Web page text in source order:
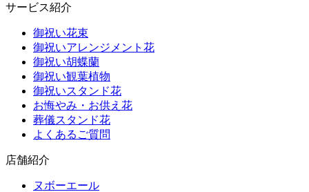
サービス紹介
御祝い花束
御祝いアレンジメント花
御祝い胡蝶蘭
御祝い観葉植物
御祝いスタンド花
お悔やみ・お供え花
葬儀スタンド花
よくあるご質問
店舗紹介
ヌボーエール